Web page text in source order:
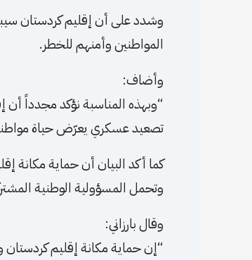
وشدد على أن إقليم كردستان
المواطنين وأمنهم للخطر.
وأضاف:
“وبهذه المناسبة نؤكد مجدداً
تصعيد عسكري يعرّض حياة
كما أكد البيان أن حماية مكانة
وتحمل المسؤولية الوطنية
وقال بارزاني:
“إن حماية مكانة إقليم كردستان